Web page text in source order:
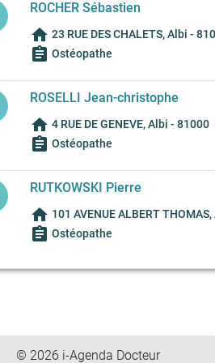
ROCHER Sébastien
home 23 RUE DES CHALETS, Albi -
assignment Ostéopathe
ROSELLI Jean-christophe
home 4 RUE DE GENEVE, Albi - 81000
assignment Ostéopathe
RUTKOWSKI Pierre
home 101 AVENUE ALBERT
assignment Ostéopathe
© 2026 i-Agenda Docteur